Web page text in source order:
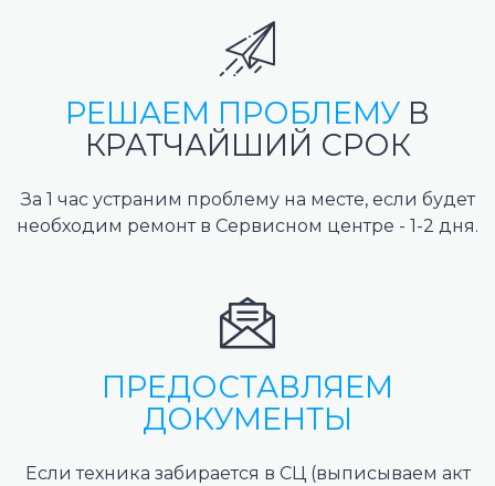
РЕШАЕМ ПРОБЛЕМУ В
КРАТЧАЙШИЙ СРОК
За 1 час устраним проблему на месте, если будет
необходим ремонт в Сервисном центре - 1-2 дня.
ПРЕДОСТАВЛЯЕМ
ДОКУМЕНТЫ
Если техника забирается в СЦ (выписываем акт